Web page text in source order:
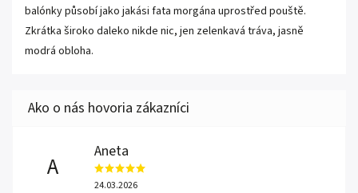
balónky působí jako jakási fata morgána uprostřed pouště.
Zkrátka široko daleko nikde nic, jen zelenkavá tráva, jasně
modrá obloha.
A
Aneta
24.03.2026